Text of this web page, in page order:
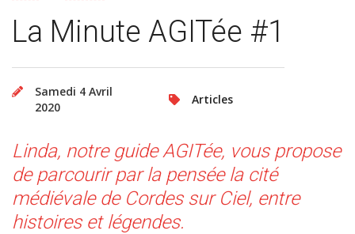
La Minute AGITée #1
Samedi 4 Avril
2020
Articles
Linda, notre guide AGITée, vous propose
de parcourir par la pensée la cité
médiévale de Cordes sur Ciel, entre
histoires et légendes.